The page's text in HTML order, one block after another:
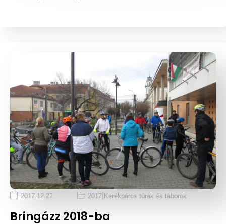
2017.12.27. 2017 Kerékpáros túrák és táborok
Bringázz 2018-ba